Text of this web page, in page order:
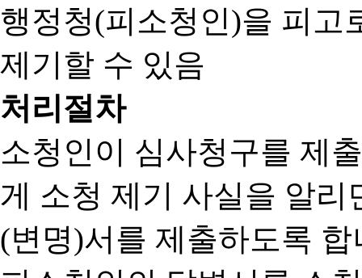
행정청(피소청인)을 피고
제기할 수 있음
처리절차
소청인이 심사청구를 제
게 소청 제기 사실을 알
(변명)서를 제출하도록 합